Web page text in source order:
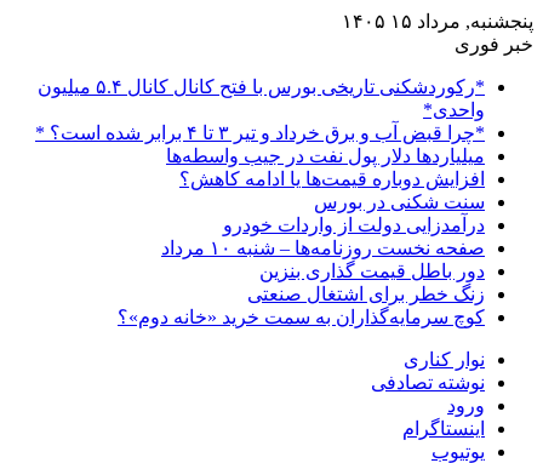
پنجشنبه, مرداد ۱۵ ۱۴۰۵
خبر فوری
*رکوردشکنی تاریخی بورس با فتح کانال کانال ۵.۴ میلیون
واحدی*
*چرا قبض آب و برق خرداد و تیر ۳ تا ۴ برابر شده است؟ *
میلیاردها دلار پول نفت در جیب واسطه‌ها
افزایش دوباره قیمت‌ها یا ادامه کاهش؟
سنت شکنی در بورس
درآمدزایی دولت از واردات خودرو
صفحه نخست روزنامه‌ها – شنبه ۱۰ مرداد
دور باطل قیمت گذاری بنزین
زنگ خطر برای اشتغال صنعتی
کوچ سرمایه‌گذاران به سمت خرید «خانه دوم»؟
نوار کناری
نوشته تصادفی
ورود
اینستاگرام
یوتیوب